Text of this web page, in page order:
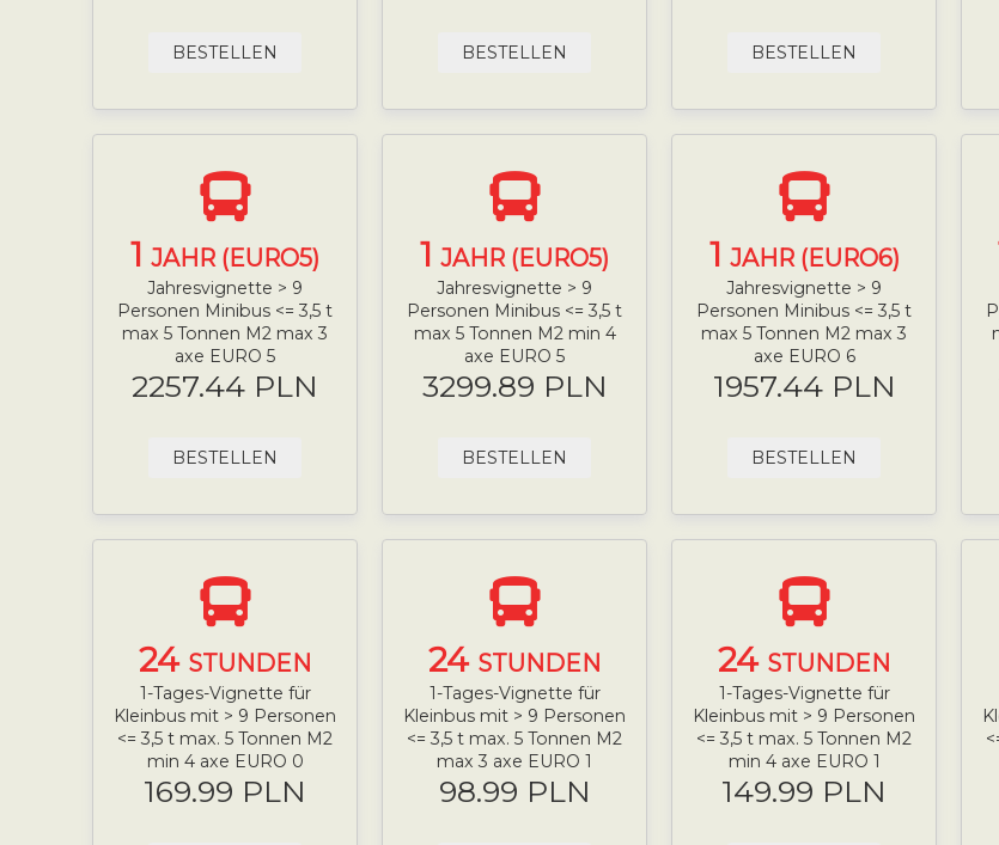
BESTELLEN BESTELLEN BESTELLEN
1JAHR (EURO5)
Jahresvignette > 9
Personen Minibus <= 3,5 t
max 5 Tonnen M2 max 3
axe EURO 5
2257.44 PLN
BESTELLEN
1JAHR (EURO5)
Jahresvignette > 9
Personen Minibus <= 3,5 t
max 5 Tonnen M2 min 4
axe EURO 5
3299.89 PLN
BESTELLEN
1 JAHR (EURO6)
Jahresvignette > 9
Personen Minibus <= 3,5 t
max 5 Tonnen M2 max 3
axe EURO 6
1957.44 PLN
BESTELLEN
24 STUNDEN
1-Tages-Vignette für
Kleinbus mit > 9 Personen
<= 3,5 t max. 5 Tonnen M2
min 4 axe EURO 0
169.99 PLN
24 STUNDEN
1-Tages-Vignette für
Kleinbus mit > 9 Personen
<= 3,5 t max. 5 Tonnen M2
max 3 axe EURO 1
98.99 PLN
24 STUNDEN
1-Tages-Vignette für
Kleinbus mit > 9 Personen
<= 3,5 t max. 5 Tonnen M2
min 4 axe EURO 1
149.99 PLN